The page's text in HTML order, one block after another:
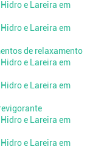
de relaxamento